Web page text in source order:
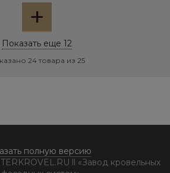
+
Показать еще 12
24 товара из 25
полную версию
ll «Завод кровельных